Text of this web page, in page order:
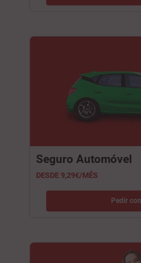
Seguro Automóvel
DESDE 9,29€/MÊS
Pedir